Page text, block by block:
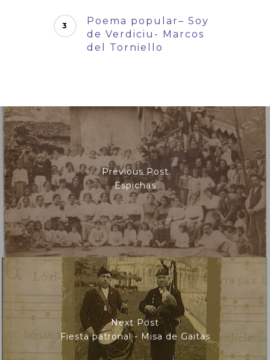
Poema popular– Soy
de Verdiciu- Marcos
del Torniello
Previous Post
Espichas
Next Post
Fiesta patronal - Misa de Gaitas